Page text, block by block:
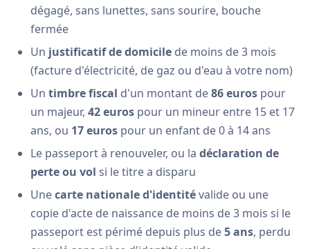
dégagé, sans lunettes, sans sourire, bouche
fermée
Un justificatif de domicile de moins de 3 mois
(facture d'électricité, de gaz ou d'eau à votre nom)
Un timbre fiscal d'un montant de86 euros pour
un majeur, 42 euros pour un mineur entre 15 et 17
ans, ou 17 euros pour un enfant de 0 à 14 ans
Le passeport à renouveler, ou la déclaration de
perte ou vol si le titre a disparu
Unecarte nationale d'identitévalide ou une
copie d'acte de naissance de moins de 3 mois si le
passeport est périmé depuis plus de5 ans, perdu